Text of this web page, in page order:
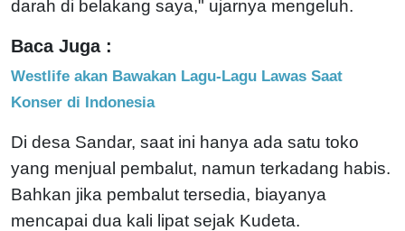
darah di belakang saya," ujarnya mengeluh.
Baca Juga :
Westlife akan Bawakan Lagu-Lagu Lawas Saat
Konser di Indonesia
Di desa Sandar, saat ini hanya ada satu toko
yang menjual pembalut, namun terkadang habis.
Bahkan jika pembalut tersedia, biayanya
mencapai dua kali lipat sejak Kudeta.